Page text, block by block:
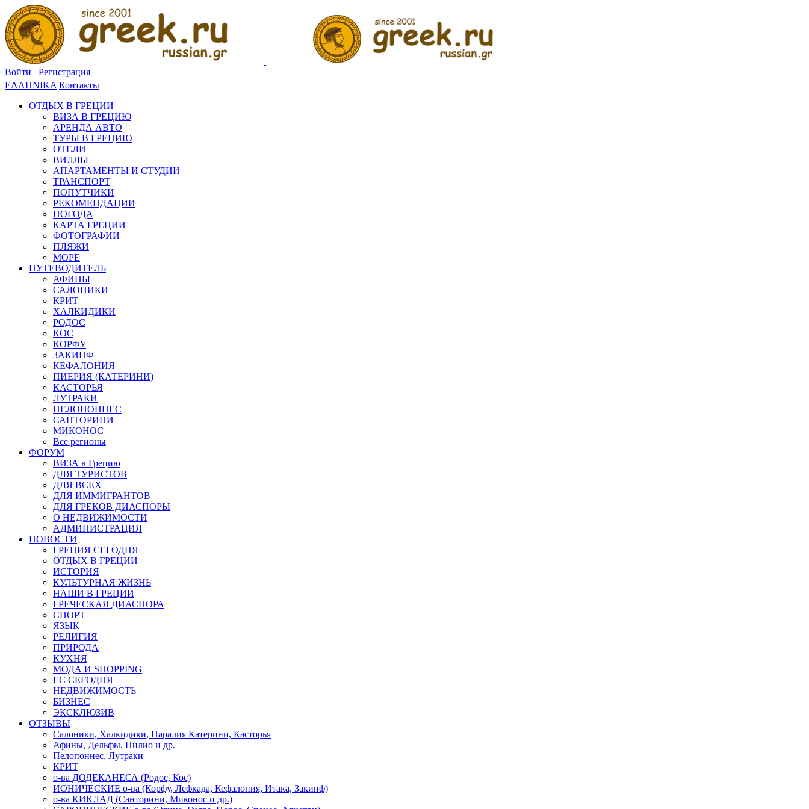
Войти
Регистрация
ΕΛΛΗΝΙΚΑ Контакты
ОТДЫХ В ГРЕЦИИ
ВИЗА В ГРЕЦИЮ
АРЕНДА АВТО
ТУРЫ В ГРЕЦИЮ
ОТЕЛИ
ВИЛЛЫ
АПАРТАМЕНТЫ И СТУДИИ
ТРАНСПОРТ
ПОПУТЧИКИ
РЕКОМЕНДАЦИИ
ПОГОДА
КАРТА ГРЕЦИИ
ФОТОГРАФИИ
ПЛЯЖИ
МОРЕ
ПУТЕВОДИТЕЛЬ
АФИНЫ
САЛОНИКИ
КРИТ
ХАЛКИДИКИ
РОДОС
КОС
КОРФУ
ЗАКИНФ
КЕФАЛОНИЯ
ПИЕРИЯ (КАТЕРИНИ)
КАСТОРЬЯ
ЛУТРАКИ
ПЕЛОПОННЕС
САНТОРИНИ
МИКОНОС
Все регионы
ФОРУМ
ВИЗА в Грецию
ДЛЯ ТУРИСТОВ
ДЛЯ ВСЕХ
ДЛЯ ИММИГРАНТОВ
ДЛЯ ГРЕКОВ ДИАСПОРЫ
О НЕДВИЖИМОСТИ
АДМИНИСТРАЦИЯ
НОВОСТИ
ГРЕЦИЯ СЕГОДНЯ
ОТДЫХ В ГРЕЦИИ
ИСТОРИЯ
КУЛЬТУРНАЯ ЖИЗНЬ
НАШИ В ГРЕЦИИ
ГРЕЧЕСКАЯ ДИАСПОРА
СПОРТ
ЯЗЫК
РЕЛИГИЯ
ПРИРОДА
КУХНЯ
МОДА И SHOPPING
ЕС СЕГОДНЯ
НЕДВИЖИМОСТЬ
БИЗНЕС
ЭКСКЛЮЗИВ
ОТЗЫВЫ
Салоники, Халкидики, Паралия Катерини, Касторья
Афины, Дельфы, Пилио и др.
Пелопоннес, Лутраки
КРИТ
о-ва ДОДЕКАНЕСА (Родос, Кос)
ИОНИЧЕСКИЕ о-ва (Корфу, Лефкада, Кефалония, Итака, Закинф)
о-ва КИКЛАД (Санторини, Миконос и др.)